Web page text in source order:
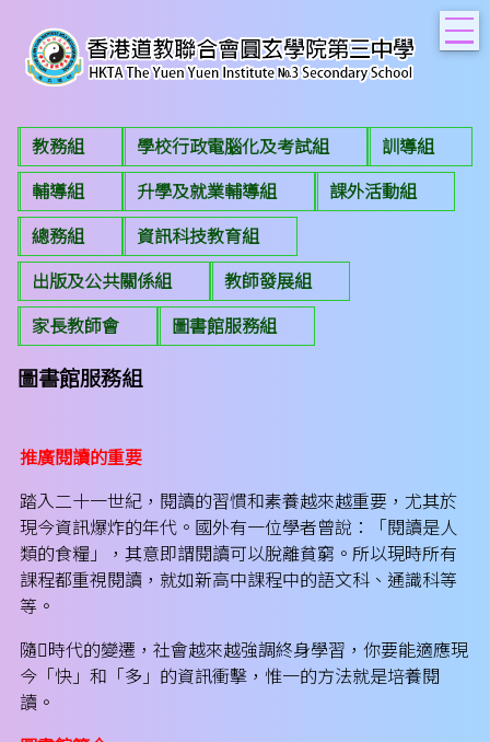
教務組 學校行政電腦化及考試組 訓導組
輔導組 升學及就業輔導組 課外活動組
總務組 資訊科技教育組
出版及公共關係組 教師發展組
家長教師會 圖書館服務組
圖書館服務組
推廣閱讀的重要
踏入二十一世紀，閱讀的習慣和素養越來越重要，尤其於
現今資訊爆炸的年代。國外有一位學者曾說：「閱讀是人
類的食糧」，其意即謂閱讀可以脫離貧窮。所以現時所有
課程都重視閱讀，就如新高中課程中的語文科、通識科等
等。
隨時代的變遷，社會越來越強調終身學習，你要能適應現
今「快」和「多」的資訊衝擊，惟一的方法就是培養閱
讀。